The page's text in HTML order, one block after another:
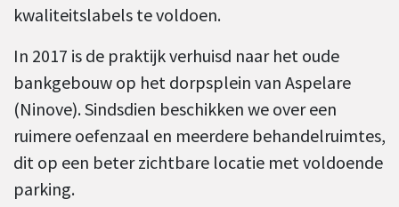
kwaliteitslabels te voldoen.
In 2017 is de praktijk verhuisd naar het oude
bankgebouw op het dorpsplein van Aspelare
(Ninove). Sindsdien beschikken we over een
ruimere oefenzaal en meerdere behandelruimtes,
dit op een beter zichtbare locatie met voldoende
parking.